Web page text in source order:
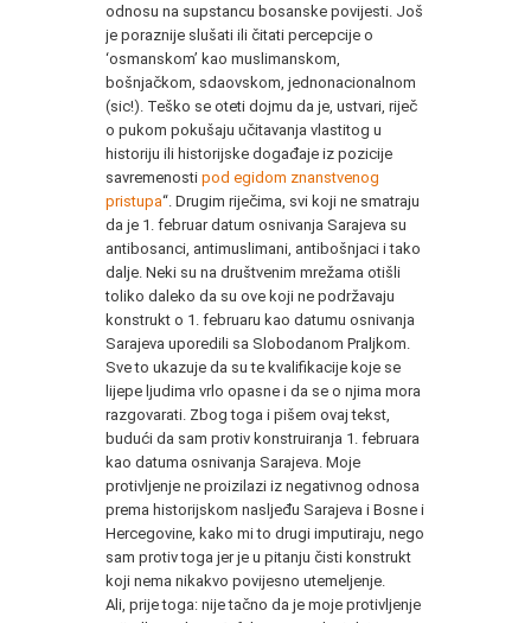
odnosu na supstancu bosanske povijesti. Još
je poraznije slušati ili čitati percepcije o
‘osmanskom’ kao muslimanskom,
bošnjačkom, sdaovskom, jednonacionalnom
(sic!). Teško se oteti dojmu da je, ustvari, riječ
o pukom pokušaju učitavanja vlastitog u
historiju ili historijske događaje iz pozicije
savremenosti pod egidom znanstvenog
pristupa“. Drugim riječima, svi koji ne smatraju
da je 1. februar datum osnivanja Sarajeva su
antibosanci, antimuslimani, antibošnjaci i tako
dalje. Neki su na društvenim mrežama otišli
toliko daleko da su ove koji ne podržavaju
konstrukt o 1. februaru kao datumu osnivanja
Sarajeva uporedili sa Slobodanom Praljkom.
Sve to ukazuje da su te kvalifikacije koje se
lijepe ljudima vrlo opasne i da se o njima mora
razgovarati. Zbog toga i pišem ovaj tekst,
budući da sam protiv konstruiranja 1. februara
kao datuma osnivanja Sarajeva. Moje
protivljenje ne proizilazi iz negativnog odnosa
prema historijskom nasljeđu Sarajeva i Bosne i
Hercegovine, kako mi to drugi imputiraju, nego
sam protiv toga jer je u pitanju čisti konstrukt
koji nema nikakvo povijesno utemeljenje.
Ali, prije toga: nije tačno da je moje protivljenje